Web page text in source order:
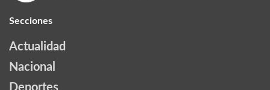
Secciones
Actualidad
Nacional